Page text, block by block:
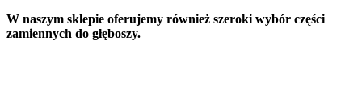
W naszym sklepie oferujemy również szeroki wybór części
zamiennych do głęboszy.